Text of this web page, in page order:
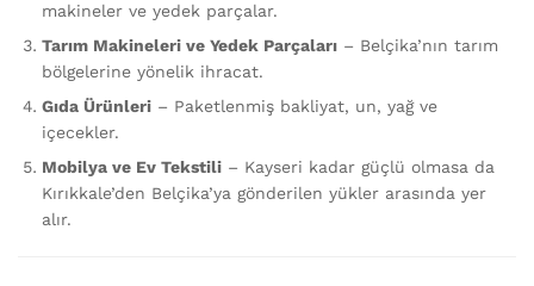
makineler ve yedek parçalar.
Tarım Makineleri ve Yedek Parçaları – Belçika’nın tarım
bölgelerine yönelik ihracat.
Gıda Ürünleri – Paketlenmiş bakliyat, un, yağ ve
içecekler.
Mobilya ve Ev Tekstili – Kayseri kadar güçlü olmasa da
Kırıkkale’den Belçika’ya gönderilen yükler arasında yer
alır.